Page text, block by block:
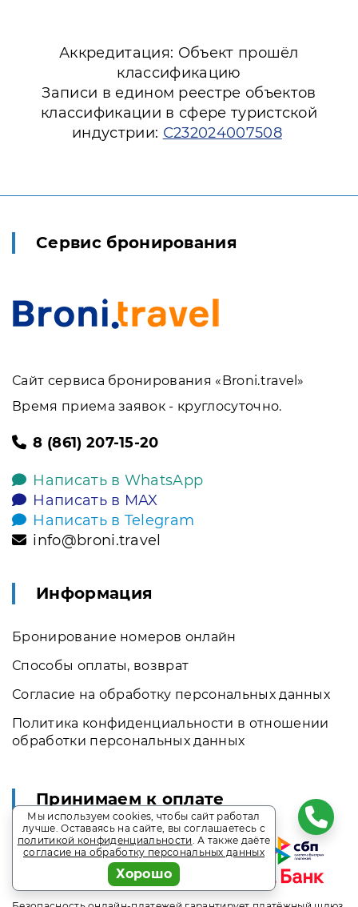
Аккредитация: Объект прошёл
классификацию
Записи в едином реестре объектов
классификации в сфере туристской
индустрии: С232024007508
Сервис бронирования
Сайт сервиса бронирования «Broni.travel»
Время приема заявок - круглосуточно.
8 (861) 207-15-20
Написать в WhatsApp
Написать в MAX
Написать в Telegram
info@broni.travel
Информация
Бронирование номеров онлайн
Способы оплаты, возврат
Согласие на обработку персональных данных
Политика конфиденциальности в отношении
обработки персональных данных
Принимаем к оплате
Мы используем cookies, чтобы сайт работал
лучше. Оставаясь на сайте, вы соглашаетесь с
политикой конфиденциальности. А также даёте
согласие на обработку персональных данных
Хорошо